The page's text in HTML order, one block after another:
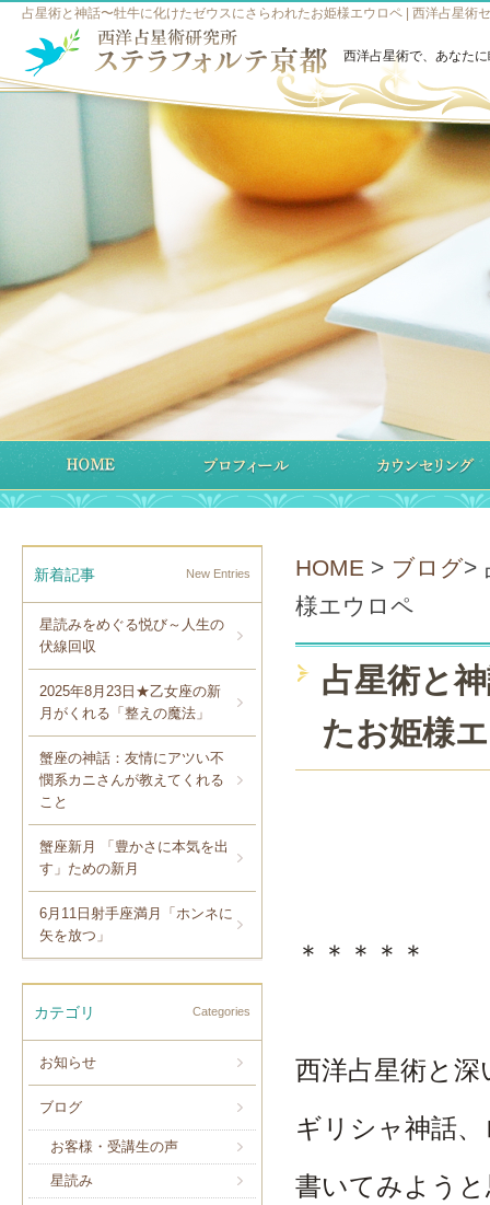
占星術と神話〜牡牛に化けたゼウスにさらわれたお姫様エウロペ | 西洋占星術
西洋占星術で、あなた
新着記事 New Entries
星読みをめぐる悦び～人生の
伏線回収
2025年8月23日★乙女座の新
月がくれる「整えの魔法」
蟹座の神話：友情にアツい不
憫系カニさんが教えてくれる
こと
蟹座新月 「豊かさに本気を出
す」ための新月
6月11日射手座満月「ホンネに
矢を放つ」
カテゴリ Categories
お知らせ
ブログ
お客様・受講生の声
星読み
HOME > ブログ>
様エウロペ
占星術と
たお姫様
＊＊＊＊＊
西洋占星術と
ギリシャ神話
書いてみよう